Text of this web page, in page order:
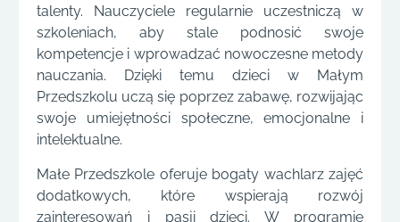
talenty. Nauczyciele regularnie uczestniczą w
szkoleniach, aby stale podnosić swoje
kompetencje i wprowadzać nowoczesne metody
nauczania. Dzięki temu dzieci w Małym
Przedszkolu uczą się poprzez zabawę, rozwijając
swoje umiejętności społeczne, emocjonalne i
intelektualne.
Małe Przedszkole oferuje bogaty wachlarz zajęć
dodatkowych, które wspierają rozwój
zainteresowań i pasji dzieci. W programie